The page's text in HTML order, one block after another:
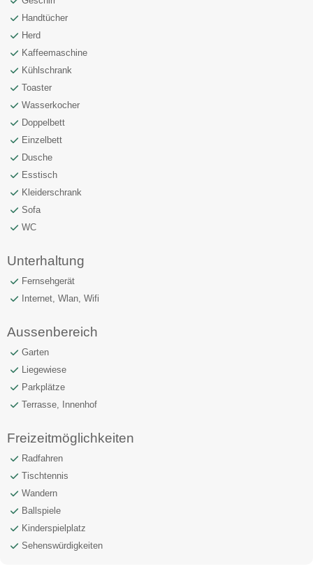
Handtücher
Herd
Kaffeemaschine
Kühlschrank
Toaster
Wasserkocher
Doppelbett
Einzelbett
Dusche
Esstisch
Kleiderschrank
Sofa
WC
Unterhaltung
Fernsehgerät
Internet, Wlan, Wifi
Aussenbereich
Garten
Liegewiese
Parkplätze
Terrasse, Innenhof
Freizeitmöglichkeiten
Radfahren
Tischtennis
Wandern
Ballspiele
Kinderspielplatz
Sehenswürdigkeiten